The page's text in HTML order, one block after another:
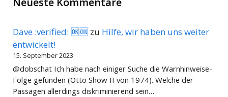
Dave :verified: 🆗🆒 zu Hilfe, wir haben uns weiter
entwickelt!
15. September 2023
@dobschat Ich habe nach einiger Suche die Warnhinweise-
Folge gefunden (Otto Show II von 1974). Welche der
Passagen allerdings diskriminierend sein…